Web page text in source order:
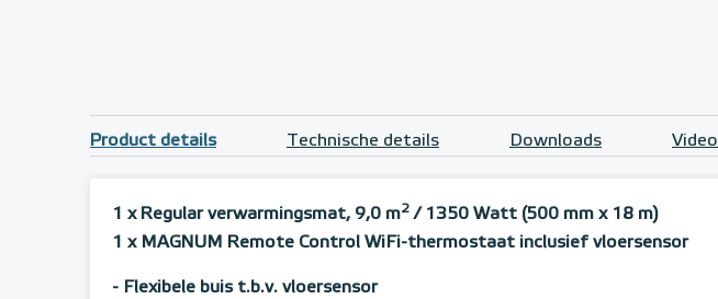
Product details Technische details Downloads Video
1 x Regular verwarmingsmat, 9,0 m2 / 1350 Watt (500 mm x 18 m)
1 x MAGNUM Remote Control WiFi-thermostaat inclusief vloersensor
- Flexibele buis t.b.v. vloersensor